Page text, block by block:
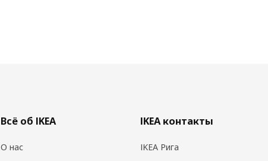
Всё об IKEA
О нас
IKEA контакты
IKEA Рига